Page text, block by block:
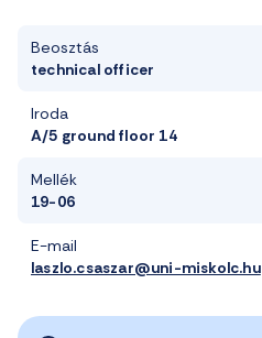
Beosztás
technical officer
Iroda
A/5 ground floor 14
Mellék
19-06
E-mail
laszlo.csaszar@uni-miskolc.hu